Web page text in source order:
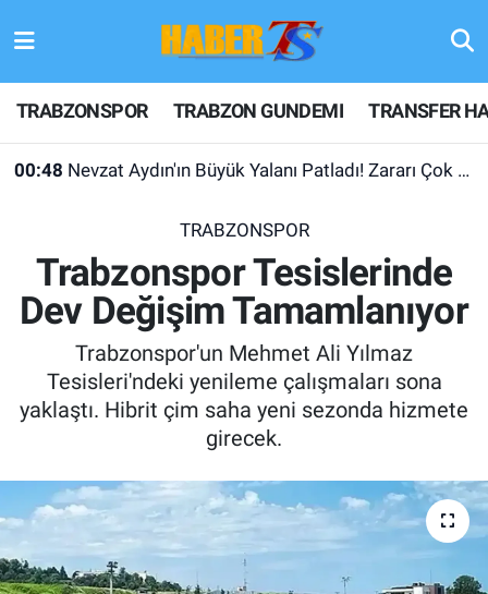
TRABZONSPOR TRABZON GUNDEMI TRANSFER
00:48 Nevzat Aydın'ın Büyük Yalanı Patladı! Zararı Çok Desteği Yok
TRABZONSPOR
Trabzonspor Tesislerinde
Dev Değişim Tamamlanıyor
Trabzonspor'un Mehmet Ali Yılmaz
Tesisleri'ndeki yenileme çalışmaları sona
yaklaştı. Hibrit çim saha yeni sezonda hizmete
girecek.
TRABZONSPOR
TRABZON GUNDEMI
KULİS MEYDANI
1461 TRABZON
FUTBOL
TV VE SİNEMA
BASKETBOL
Hava Durumu
Trafik Durumu
Son Dakika Haberleri
Haber Arşivi